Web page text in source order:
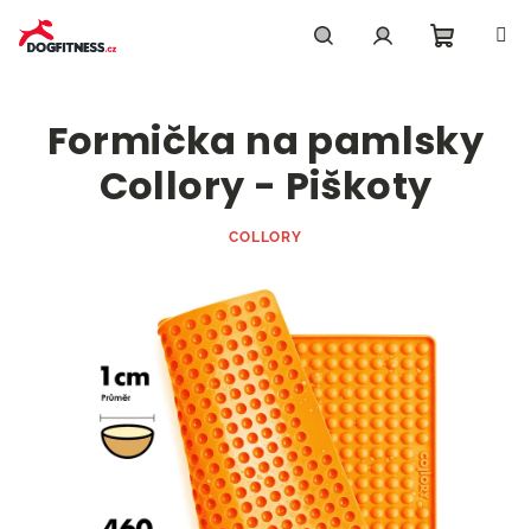
obsah
košík
Formička na pamlsky
Collory - Piškoty
COLLORY